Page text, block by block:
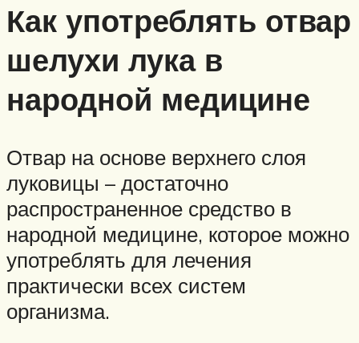
Как употреблять отвар
шелухи лука в
народной медицине
Отвар на основе верхнего слоя
луковицы – достаточно
распространенное средство в
народной медицине, которое можно
употреблять для лечения
практически всех систем
организма.